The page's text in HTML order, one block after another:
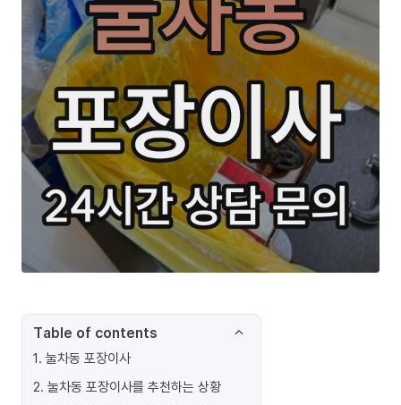
Table of contents
1. 눌차동 포장이사
2. 눌차동 포장이사를 추천하는 상황